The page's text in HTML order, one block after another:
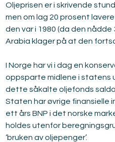
Oljeprisen er i skrivende
men om lag 20 prosent
den var i 1980 (da den nådde
Arabia klager på at den
I Norge har vi i dag en
oppsparte midlene i statens
dette såkalte oljefonds
Staten har øvrige finansielle
ett års BNP i det norske
holdes utenfor
‘bruken av oljepenger’.